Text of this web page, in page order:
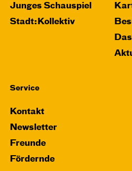
Junges Schauspiel
Stadt:Kollektiv
Service
Kontakt
Newsletter
Freunde
Fördernde